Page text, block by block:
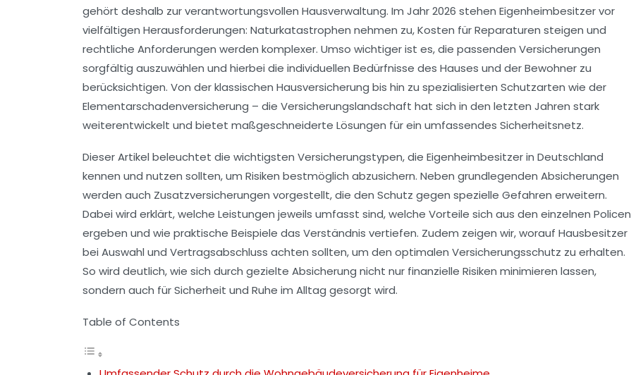
gehört deshalb zur verantwortungsvollen Hausverwaltung. Im Jahr 2026 stehen Eigenheimbesitzer vor
vielfältigen Herausforderungen: Naturkatastrophen nehmen zu, Kosten für Reparaturen steigen und
rechtliche Anforderungen werden komplexer. Umso wichtiger ist es, die passenden Versicherungen
sorgfältig auszuwählen und hierbei die individuellen Bedürfnisse des Hauses und der Bewohner zu
berücksichtigen. Von der klassischen Hausversicherung bis hin zu spezialisierten Schutzarten wie der
Elementarschadenversicherung – die Versicherungslandschaft hat sich in den letzten Jahren stark
weiterentwickelt und bietet maßgeschneiderte Lösungen für ein umfassendes Sicherheitsnetz.
Dieser Artikel beleuchtet die wichtigsten Versicherungstypen, die Eigenheimbesitzer in Deutschland
kennen und nutzen sollten, um Risiken bestmöglich abzusichern. Neben grundlegenden Absicherungen
werden auch Zusatzversicherungen vorgestellt, die den Schutz gegen spezielle Gefahren erweitern.
Dabei wird erklärt, welche Leistungen jeweils umfasst sind, welche Vorteile sich aus den einzelnen Policen
ergeben und wie praktische Beispiele das Verständnis vertiefen. Zudem zeigen wir, worauf Hausbesitzer
bei Auswahl und Vertragsabschluss achten sollten, um den optimalen Versicherungsschutz zu erhalten.
So wird deutlich, wie sich durch gezielte Absicherung nicht nur finanzielle Risiken minimieren lassen,
sondern auch für Sicherheit und Ruhe im Alltag gesorgt wird.
Table of Contents